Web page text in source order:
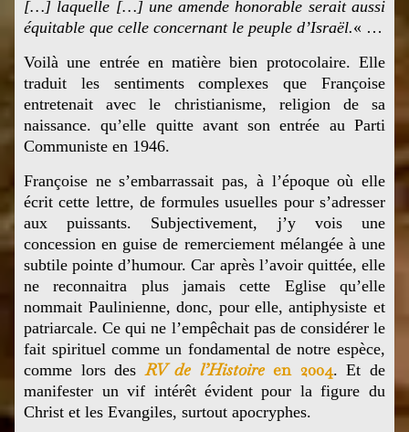
[…] laquelle […] une amende honorable serait aussi
équitable que celle concernant le peuple d’Israël.« …
Voilà une entrée en matière bien protocolaire. Elle
traduit les sentiments complexes que Françoise
entretenait avec le christianisme, religion de sa
naissance. qu’elle quitte avant son entrée au Parti
Communiste en 1946.
Françoise ne s’embarrassait pas, à l’époque où elle
écrit cette lettre, de formules usuelles pour s’adresser
aux puissants. Subjectivement, j’y vois une
concession en guise de remerciement mélangée à une
subtile pointe d’humour. Car après l’avoir quittée, elle
ne reconnaitra plus jamais cette Eglise qu’elle
nommait Paulinienne, donc, pour elle, antiphysiste et
patriarcale. Ce qui ne l’empêchait pas de considérer le
fait spirituel comme un fondamental de notre espèce,
comme lors desRV de l’Histoireen 2004. Et de
manifester un vif intérêt évident pour la figure du
Christ et les Evangiles, surtout apocryphes.